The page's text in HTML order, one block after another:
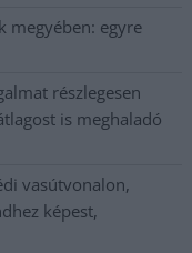
megyében: egyre
részlegesen
is meghaladó
vasútvonalon,
képest,